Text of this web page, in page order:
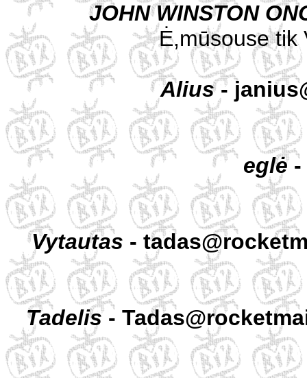
JOHN WINSTON
Ė,mūsouse tik
Alius-
eglė-
Vytautas -
Tadelis-